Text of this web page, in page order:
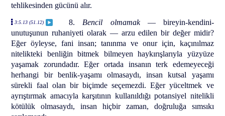
tehlikesinden gücünü alır.
3:5.13 (51.12) 8. Bencil olmamak— bireyin-kendini-
unutuşunun ruhaniyeti olarak — arzu edilen bir değer midir?
Eğer öyleyse, fani insan; tanınma ve onur için, kaçınılmaz
nitelikteki benliğin bitmek bilmeyen haykırışlarıyla yüzyüze
yaşamak zorundadır. Eğer ortada insanın terk edemeyeceği
herhangi bir benlik-yaşamı olmasaydı, insan kutsal yaşamı
sürekli faal olan bir biçimde seçemezdi. Eğer yüceltmek ve
ayrıştırmak amacıyla karşıtının kullanıldığı potansiyel nitelikli
kötülük olmasaydı, insan hiçbir zaman, doğruluğa sımsıkı